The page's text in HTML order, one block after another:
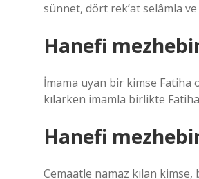
sünnet, dört rek’at selâmla
Hanefi
İmama uyan bir kimse Fatiha
kılarken imamla birlikte
Hanefi
Cemaatle namaz kılan kimse,